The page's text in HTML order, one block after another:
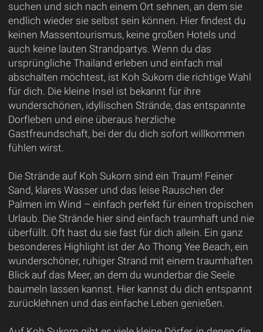
suchen und sich nach einem Ort sehnen, an dem sie
endlich wieder sie selbst sein können. Hier findest du
keinen Massentourismus, keine großen Hotels und
auch keine lauten Strandpartys. Wenn du das
ursprüngliche Thailand erleben und einfach mal
abschalten möchtest, ist Koh Sukorn die richtige Wahl
für dich. Die kleine Insel ist bekannt für ihre
wunderschönen, idyllischen Strände, das entspannte
Dorfleben und eine überaus herzliche
Gastfreundschaft, bei der du dich sofort willkommen
fühlen wirst.
Die Strände auf Koh Sukorn sind ein Traum! Feiner
Sand, klares Wasser und das leise Rauschen der
Palmen im Wind – einfach perfekt für einen tropischen
Urlaub. Die Strände hier sind einfach traumhaft und nie
überfüllt. Oft hast du sie fast für dich allein. Ein ganz
besonderes Highlight ist der Ao Thong Yee Beach, ein
wunderschöner, ruhiger Strand mit einem traumhaften
Blick auf das Meer, an dem du wunderbar die Seele
baumeln lassen kannst. Hier kannst du dich entspannt
zurücklehnen und das einfache Leben genießen.